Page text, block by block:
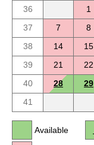
36
1
37
7 8
38
14 15
39
21 22
40
28 29
41
Available